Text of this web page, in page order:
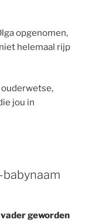
opgenomen,
helemaal rijp
jou in
geworden